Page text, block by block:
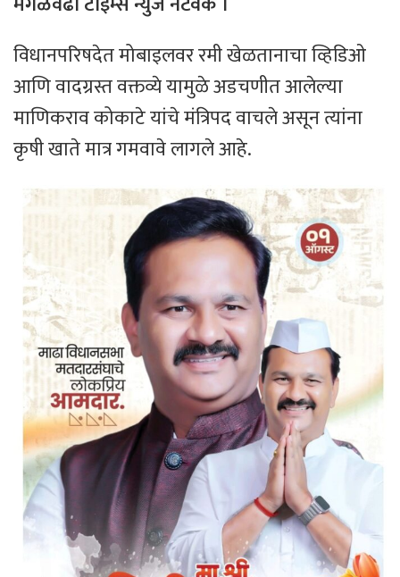
b
o
ok
tt
er
at
sA
p
p
e
विधानपरिषदेत मोबाइलवर रमी खेळतानाचा व्हिडिओ
आणि वादग्रस्त वक्तव्ये यामुळे अडचणीत आलेल्या
माणिकराव कोकाटे यांचे मंत्रिपद वाचले असून त्यांना
कृषी खाते मात्र गमवावे लागले आहे.